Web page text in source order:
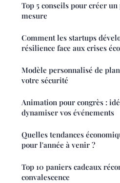
Top 5 conseils pour créer
mesure
Comment les startups
résilience face aux crises
Modèle personnalisé de
votre sécurité
Animation pour congrès :
dynamiser vos événements
Quelles tendances
pour l'année à venir ?
Top 10 paniers cadeaux
convalescence